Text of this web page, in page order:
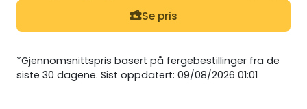
Se pris
*Gjennomsnittspris basert på fergebestillinger fra de
siste 30 dagene. Sist oppdatert: 09/08/2026 01:01